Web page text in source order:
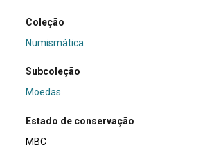
Coleção
Numismática
Subcoleção
Moedas
Estado de conservação
MBC